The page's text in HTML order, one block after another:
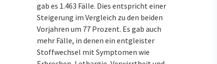
gab es 1.463 Fälle. Dies entspricht einer
Steigerung im Vergleich zu den beiden
Vorjahren um 77 Prozent. Es gab auch
mehr Fälle, in denen ein entgleister
Stoffwechsel mit Symptomen wie